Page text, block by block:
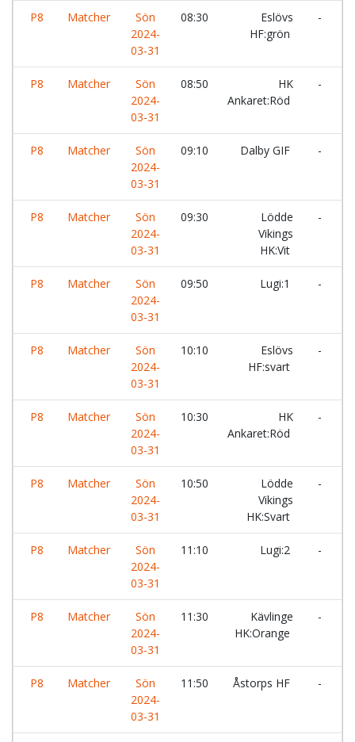
P8 Matcher
Sön
2024-
03-31
08:30
Eslövs
HF:grön
-
P8 Matcher
Sön
2024-
03-31
08:50
HK
Ankaret:Röd
-
P8 Matcher
Sön
2024-
03-31
09:10 Dalby GIF -
P8 Matcher
Sön
2024-
03-31
09:30
Lödde
Vikings
HK:Vit
-
P8 Matcher
Sön
2024-
03-31
09:50 Lugi:1 -
P8 Matcher
Sön
2024-
03-31
10:10
Eslövs
HF:svart
-
P8 Matcher
Sön
2024-
03-31
10:30
HK
Ankaret:Röd
-
P8 Matcher
Sön
2024-
03-31
10:50
Lödde
Vikings
HK:Svart
-
P8 Matcher
Sön
2024-
03-31
11:10 Lugi:2 -
P8 Matcher
Sön
2024-
03-31
11:30
Kävlinge
HK:Orange
-
P8 Matcher
Sön
2024-
03-31
11:50 Åstorps HF -